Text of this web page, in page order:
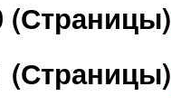
(Страницы)
(Страницы)